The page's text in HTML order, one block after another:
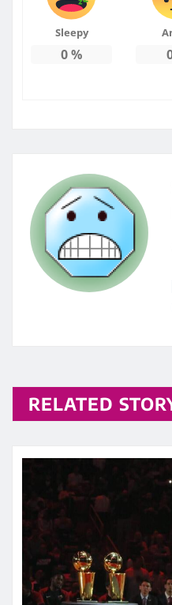
Sleepy
0%
RELATED